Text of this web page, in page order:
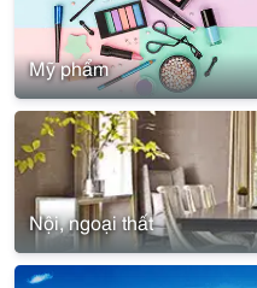
Mỹ phẩm
Nội, ngoại thất